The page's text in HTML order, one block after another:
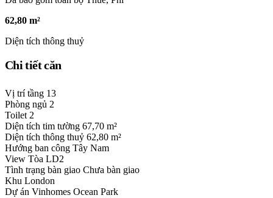
62,80 m²
Diện tích thông thuỷ
Chi tiết căn
Vị trí tầng 13
Phòng ngủ 2
Toilet 2
Diện tích tim tường 67,70 m²
Diện tích thông thuỷ 62,80 m²
Hướng ban công Tây Nam
View Tòa LD2
Tình trạng bàn giao Chưa bàn giao
Khu London
Dự án Vinhomes Ocean Park